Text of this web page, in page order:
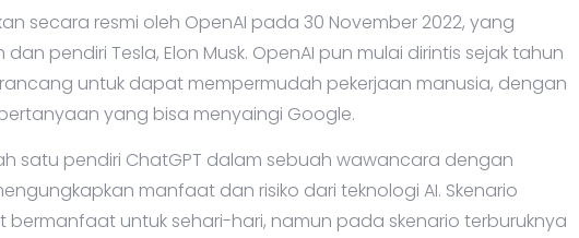
secara resmi oleh OpenAI pada 30 November 2022, yang
pendiri Tesla, Elon Musk. OpenAI pun mulai dirintis sejak tahun
untuk dapat mempermudah pekerjaan manusia, dengan
yang bisa menyaingi Google.
satu pendiri ChatGPT dalam sebuah wawancara dengan
manfaat dan risiko dari teknologi AI. Skenario
bermanfaat untuk sehari-hari, namun pada skenario terburuknya